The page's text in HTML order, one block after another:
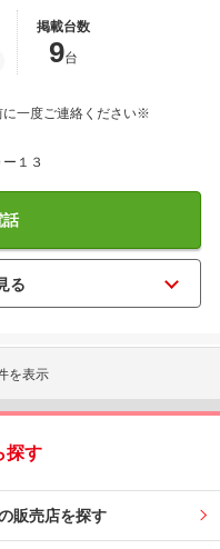
掲載台数
9台
一度ご連絡ください※
１３
話
を表示
探す
販売店を探す